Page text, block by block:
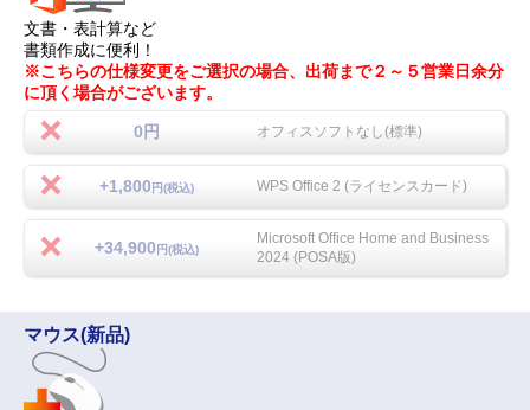
文書・表計算など
書類作成に便利！
※こちらの仕様変更をご選択の場合、出荷まで２～５営業日余分
に頂く場合がございます。
0円 オフィスソフトなし(標準)
+1,800 円(税込) WPS Office 2 (ライセンスカード)
+34,900 円(税込)
Microsoft Office Home and Business
2024 (POSA版)
マウス(新品)